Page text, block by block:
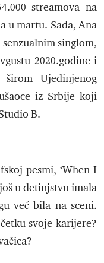
streamova na
u martu. Sada, Ana
singlom,
2020.godine i
Ujedinjenog
iz Srbije koji
B.
pesmi, ‘When I
u detinjstvu imala
već bila na sceni.
svoje karijere?